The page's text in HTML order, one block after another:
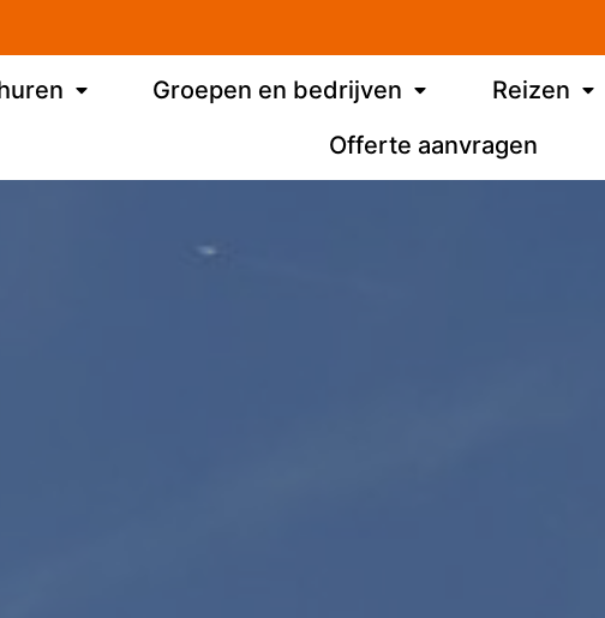
Groepen en bedrijven Reizen
Offerte aanvragen